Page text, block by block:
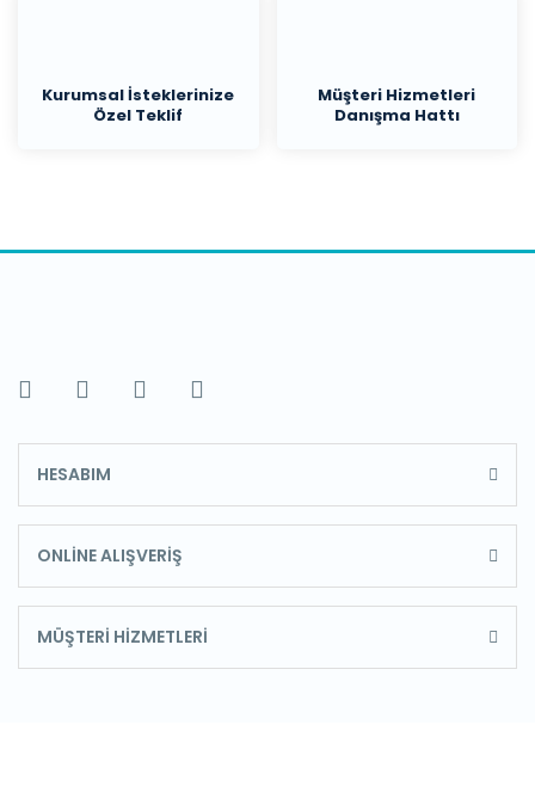
Kurumsal İsteklerinize
Özel Teklif
Müşteri Hizmetleri
Danışma Hattı
HESABIM
ONLİNE ALIŞVERİŞ
MÜŞTERİ HİZMETLERİ